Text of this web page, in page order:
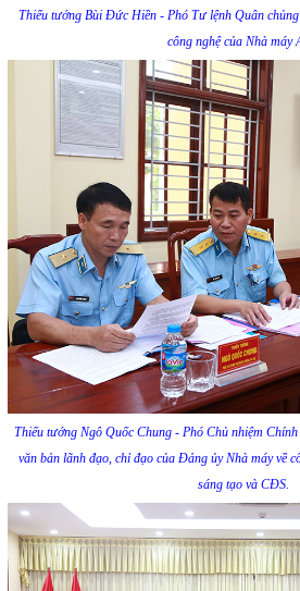
Thiếu tướng Bùi Đức Hiền - Phó Tư lệnh Quân
công nghệ của Nhà máy
Thiếu tướng Ngô Quốc Chung - Phó Chủ nhiệm
văn bản lãnh đạo, chỉ đạo của Đảng ủy Nhà máy về
sáng tạo và CĐS.